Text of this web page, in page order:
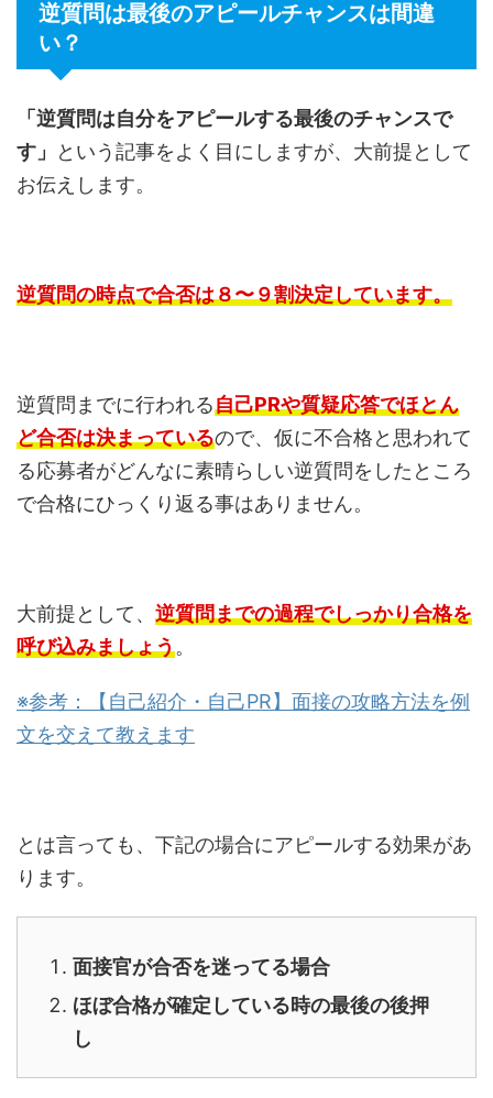
逆質問は最後のアピールチャンスは間違
い？
「逆質問は自分をアピールする最後のチャンスで
す」
という記事をよく目にしますが、大前提として
お伝えします。
逆質問の時点で合否は８〜９割決定しています。
逆質問までに行われる自己PRや質疑応答でほとん
ど合否は決まっているので、仮に不合格と思われて
る応募者がどんなに素晴らしい逆質問をしたところ
で合格にひっくり返る事はありません。
大前提として、 逆質問までの過程でしっかり合格を
呼び込みましょう。
※参考：【自己紹介・自己PR】面接の攻略方法を例
文を交えて教えます
とは言っても、下記の場合にアピールする効果があ
ります。
面接官が合否を迷ってる場合
ほぼ合格が確定している時の最後の後押
し